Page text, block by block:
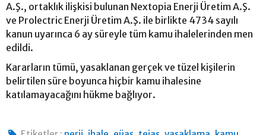
A.Ş., ortaklık ilişkisi bulunan Nextopia Enerji Üretim A.Ş.
ve Prolectric Enerji Üretim A.Ş. ile birlikte 4734 sayılı
kanun uyarınca 6 ay süreyle tüm kamu ihalelerinden men
edildi.
Kararların tümü, yasaklanan gerçek ve tüzel kişilerin
belirtilen süre boyunca hiçbir kamu ihalesine
katılamayacağını hükme bağlıyor.